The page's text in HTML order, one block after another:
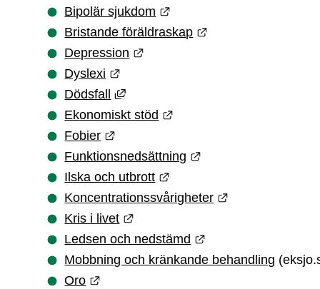
Bipolär sjukdom
Länk till annan webbplats.
Bristande föräldraskap
Länk till annan
Depression
Länk till annan webbplats.
Dyslexi
Länk till annan webbplats.
Dödsfall
Länk till annan webbplats,
Ekonomiskt stöd
Länk till annan webbplats.
Fobier
Länk till annan webbplats.
Funktionsnedsättning
Länk till annan
Ilska och utbrott
Länk till annan webbplats.
Koncentrationssvårigheter
Länk till annan
Kris i livet
Länk till annan webbplats.
Ledsen och nedstämd
Länk till annan
Mobbning och kränkande behandling
Oro
Länk till annan webbplats.